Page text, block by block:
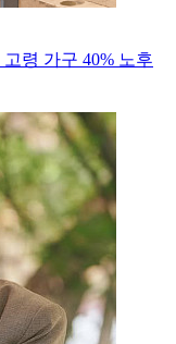
령 가구 40% 노후